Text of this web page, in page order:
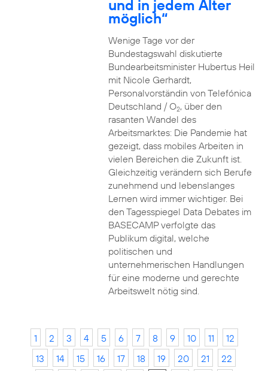
und in jedem Alter
möglich“
Wenige Tage vor der
Bundestagswahl diskutierte
Bundearbeitsminister Hubertus Heil
mit Nicole Gerhardt,
Personalvorständin von Telefónica
Deutschland / O2, über den
rasanten Wandel des
Arbeitsmarktes: Die Pandemie hat
gezeigt, dass mobiles Arbeiten in
vielen Bereichen die Zukunft ist.
Gleichzeitig verändern sich Berufe
zunehmend und lebenslanges
Lernen wird immer wichtiger. Bei
den Tagesspiegel Data Debates im
BASECAMP verfolgte das
Publikum digital, welche
politischen und
unternehmerischen Handlungen
für eine moderne und gerechte
Arbeitswelt nötig sind.
1 2 3 4 5 6 7 8 9 10 11
12
13
14 15 16 17 18 19 20 21
22